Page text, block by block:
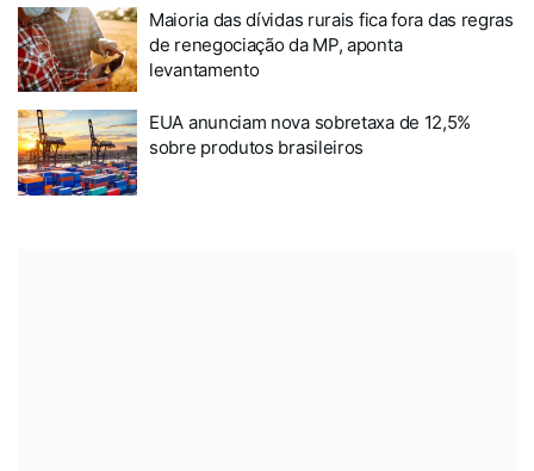
Maioria das dívidas rurais fica fora das regras
de renegociação da MP, aponta
levantamento
EUA anunciam nova sobretaxa de 12,5%
sobre produtos brasileiros